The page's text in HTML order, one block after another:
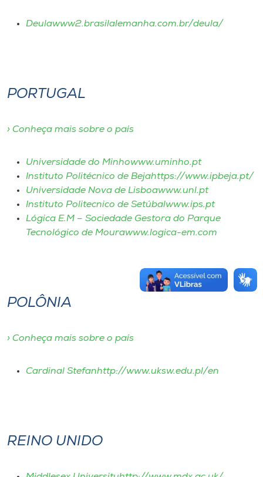
Deulawww2.brasilalemanha.com.br/deula/
PORTUGAL
› Conheça mais sobre o país
Universidade do Minhowww.uminho.pt
Instituto Politécnico de Bejahttps://www.ipbeja.pt/
Universidade Nova de Lisboawww.unl.pt
Instituto Politecnico de Setúbalwww.ips.pt
Lógica E.M – Sociedade Gestora do Parque
Tecnológico de Mourawww.logica-em.com
POLÔNIA
› Conheça mais sobre o país
Cardinal Stefanhttp://www.uksw.edu.pl/en
REINO UNIDO